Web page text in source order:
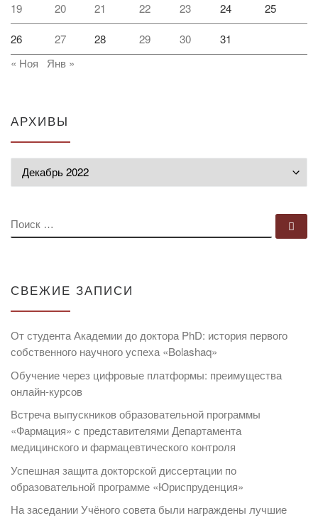
19 20 21 22 23 24 25
26 27 28 29 30
31
« Ноя
Янв »
АРХИВЫ
ПОИСК
СВЕЖИЕ ЗАПИСИ
От студента Академии до доктора PhD: история первого
собственного научного успеха «Bolashaq»
Обучение через цифровые платформы: преимущества
онлайн-курсов
Встреча выпускников образовательной программы
«Фармация» с представителями Департамента
медицинского и фармацевтического контроля
Успешная защита докторской диссертации по
образовательной программе «Юриспруденция»
На заседании Учёного совета были награждены лучшие